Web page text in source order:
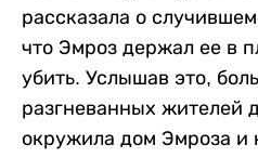
рассказала о
что Эмроз держал ее в
убить. Услышав это,
разгневанных жителей
окружила дом Эмроза и